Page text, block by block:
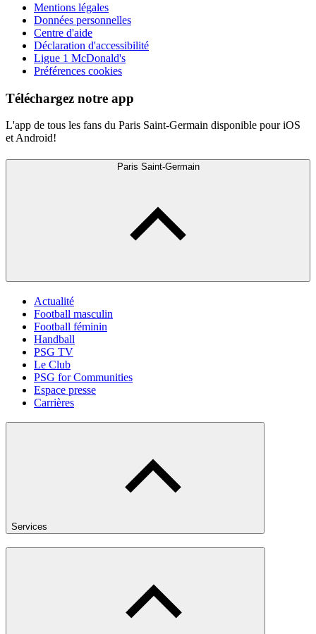
Mentions légales
Données personnelles
Centre d'aide
Déclaration d'accessibilité
Ligue 1 McDonald's
Préférences cookies
Téléchargez notre app
L'app de tous les fans du Paris Saint-Germain disponible pour iOS
et Android!
Paris Saint-Germain
Actualité
Football masculin
Football féminin
Handball
PSG TV
Le Club
PSG for Communities
Espace presse
Carrières
Services